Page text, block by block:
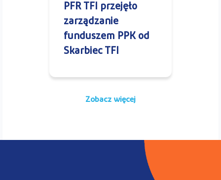
PFR TFI przejęło
zarządzanie
funduszem PPK od
Skarbiec TFI
Zobacz więcej